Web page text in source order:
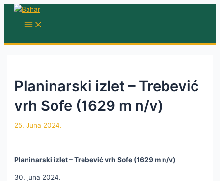
Skip
MAIN
MENU
Planinarski izlet – Trebević
vrh Sofe (1629 m n/v)
25. Juna 2024.
Planinarski izlet – Trebević vrh Sofe (1629 m n/v)
30. juna 2024.